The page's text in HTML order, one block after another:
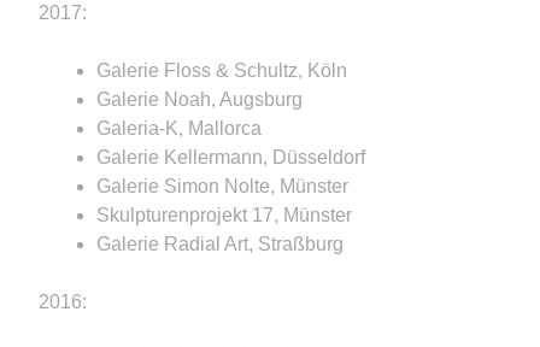
2017:
Galerie Floss & Schultz, Köln
Galerie Noah, Augsburg
Galeria-K, Mallorca
Galerie Kellermann, Düsseldorf
Galerie Simon Nolte, Münster
Skulpturenprojekt 17, Münster
Galerie Radial Art, Straßburg
2016: